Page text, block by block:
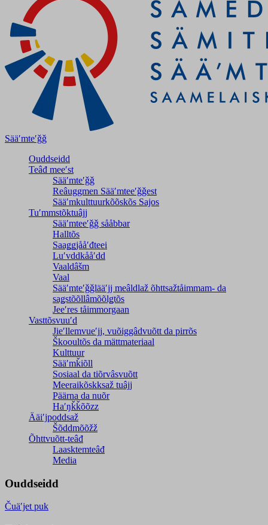
Sääʹmteʹǧǧ
Ouddseidd
Teâđ meeʹst
Sääʹmteʹǧǧ
Reâuggmen Sääʹmteeʹǧǧest
Sääʹmkulttuurkõõskõs Sajos
Tuʹmmstõktuâjj
Sääʹmteeʹǧǧ sååbbar
Halltõs
Saaǥǥjååʹđteei
Luʹvddkååʹdd
Vaaldâšm
Vaal
Sääʹmteʹǧǧlääʹjj meâldlaž õhttsažtåimmam- da
saǥstõõllâmõõlǥtõs
Jeeʹres tåimmorgaan
Vasttõsvuuʹd
Jieʹllemvueʹjj, vuõiggâdvuõtt da pirrõs
Škooultõs da mättmateriaal
Kulttuur
Sääʹmǩiõll
Sosiaal da tiõrvâsvuõtt
Meeraikõskksaž tuâjj
Päärna da nuõr
Haʹŋǩǩõõzz
Ääiʹjpoddsaž
Šõddmõõžž
Õhttvuõtt-teâđ
Laasktemteâđ
Media
Ouddseidd
Čuäʹjet puk